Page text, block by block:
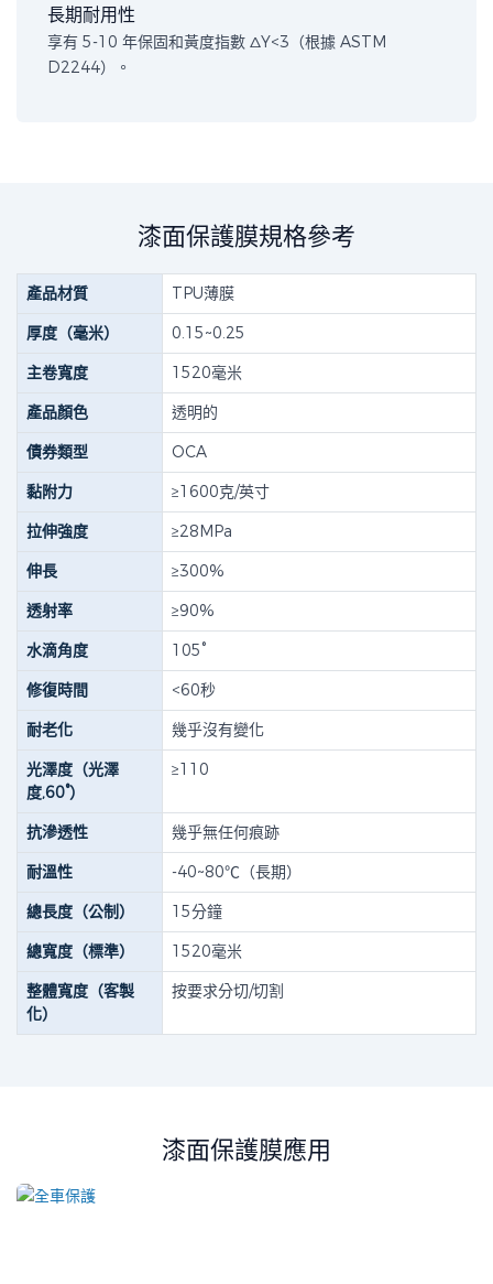
長期耐用性
享有 5-10 年保固和黃度指數 ΔY<3（根據 ASTM
D2244）。
漆面保護膜規格參考
產品材質
TPU薄膜
厚度（毫米）
0.15~0.25
主卷寬度
1520毫米
產品顏色
透明的
債券類型
OCA
黏附力
≥1600克/英寸
拉伸強度
≥28MPa
伸長
≥300%
透射率
≥90%
水滴角度
105°
修復時間
<60秒
耐老化
幾乎沒有變化
光澤度（光澤
度,60°）
≥110
抗滲透性
幾乎無任何痕跡
耐溫性
-40~80℃（長期）
總長度（公制）
15分鐘
總寬度（標準）
1520毫米
整體寬度（客製
化）
按要求分切/切割
漆面保護膜應用